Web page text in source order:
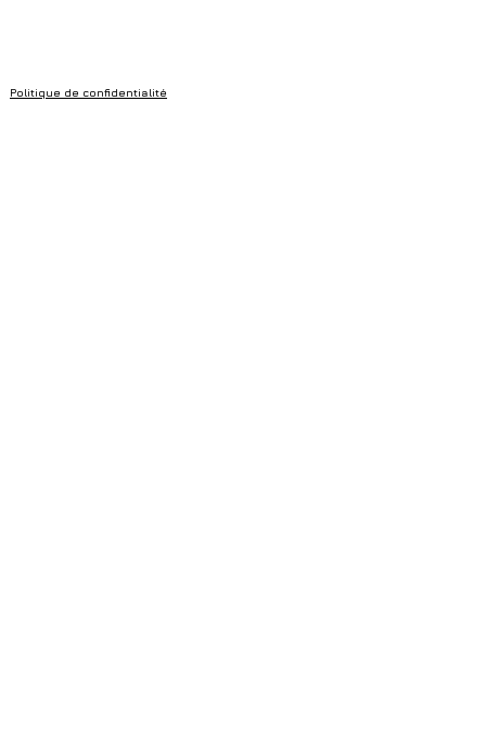
Politique de confidentialité